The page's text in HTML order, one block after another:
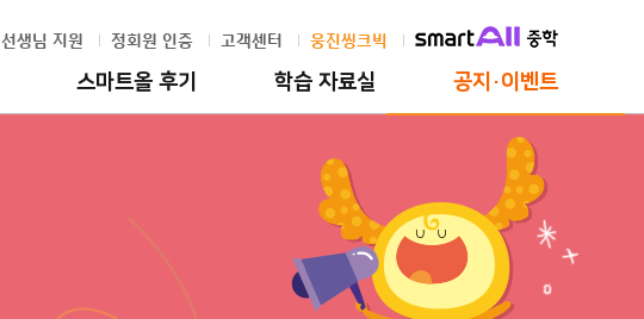
스마트올 후기 학습 자료실 공지·이벤트
선생님 지원 정회원 인증 고객센터 웅진씽크빅